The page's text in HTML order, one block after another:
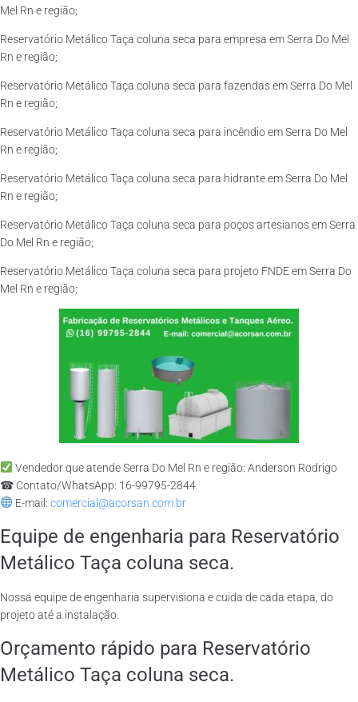
Mel Rn e região;
Reservatório Metálico Taça coluna seca para empresa em Serra Do Mel
Rn e região;
Reservatório Metálico Taça coluna seca para fazendas em Serra Do Mel
Rn e região;
Reservatório Metálico Taça coluna seca para incêndio em Serra Do Mel
Rn e região;
Reservatório Metálico Taça coluna seca para hidrante em Serra Do Mel
Rn e região;
Reservatório Metálico Taça coluna seca para poços artesianos em Serra
Do Mel Rn e região;
Reservatório Metálico Taça coluna seca para projeto FNDE em Serra Do
Mel Rn e região;
Vendedor que atende Serra Do Mel Rn e região: Anderson Rodrigo
☎ Contato/WhatsApp: 16-99795-2844
E-mail: comercial@acorsan.com.br
Equipe de engenharia para Reservatório
Metálico Taça coluna seca.
Nossa equipe de engenharia supervisiona e cuida de cada etapa, do
projeto até a instalação.
Orçamento rápido para Reservatório
Metálico Taça coluna seca.